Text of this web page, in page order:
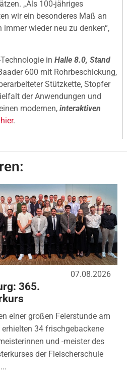
„Als 100-jähriges
wir ein besonderes Maß an
wieder neu zu denken“,
in Halle 8.0, Stand
600 mit Rohrbeschickung,
Stützkette, Stopfer
der Anwendungen und
modernen, interaktiven
hier.
07.08.2026
365.
einer großen Feierstunde am
erhielten 34 frischgebackene
und -meister des
der Fleischerschule